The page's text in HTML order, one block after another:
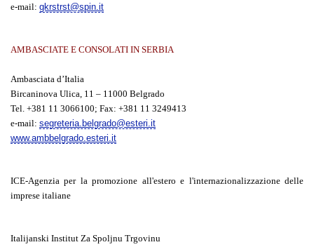
e-mail: gkrstrst@spin.it
AMBASCIATE E CONSOLATI IN SERBIA
Ambasciata d’Italia
Bircaninova Ulica, 11 – 11000 Belgrado
Tel. +381 11 3066100; Fax: +381 11 3249413
e-mail: segreteria.belgrado@esteri.it
www.ambbelgrado.esteri.it
ICE-Agenzia per la promozione all'estero e l'internazionalizzazione delle
imprese italiane
Italijanski Institut Za Spoljnu Trgovinu